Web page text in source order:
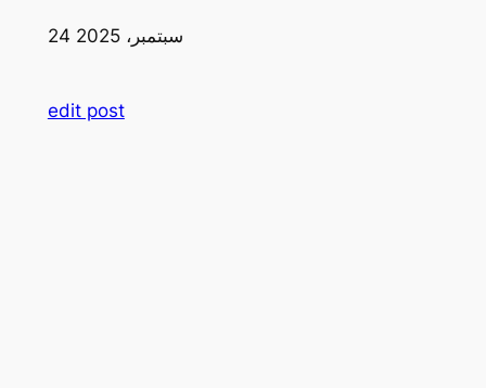
24 سبتمبر، 2025
edit post